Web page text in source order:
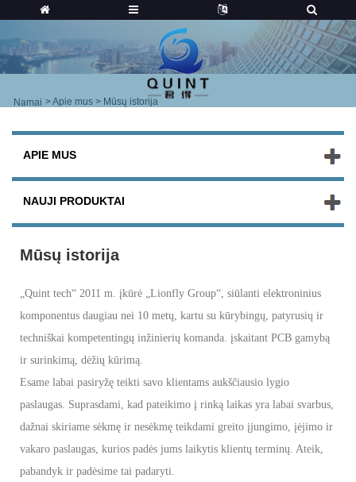
Namai >Apie mus > Mūsų istorija
APIE MUS
NAUJI PRODUKTAI
Mūsų istorija
„Quint tech“ 2011 m. įkūrė „Lionfly Group“, siūlanti elektroninius
komponentus daugiau nei 10 metų, kartu su kūrybingų, patyrusių ir
techniškai kompetentingų inžinierių komanda. įskaitant PCB gamybą
ir surinkimą, dėžių kūrimą.
Esame labai pasiryžę teikti savo klientams aukščiausio lygio
paslaugas. Suprasdami, kad pateikimo į rinką laikas yra labai svarbus,
dažnai skiriame sėkmę ir nesėkmę teikdami greito įjungimo, įėjimo ir
vakaro paslaugas, kurios padės jums laikytis klientų terminų. Ateik,
pabandyk ir padėsime tai padaryti.